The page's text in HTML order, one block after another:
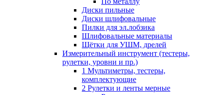
Диски пильные
Диски шлифовальные
Пилки для эл.лобзика
Шлифовальные материалы
Щётки для УШМ, дрелей
Измерительный инструмент (тестеры,
рулетки, уровни и пр.)
1 Мультиметры, тестеры,
комплектующие
2 Рулетки и ленты мерные